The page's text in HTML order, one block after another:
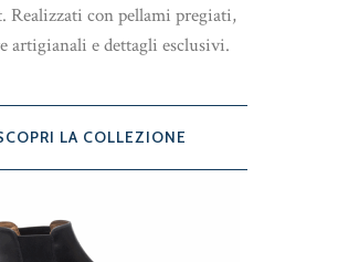
Realizzati con pellami pregiati,
artigianali e dettagli esclusivi.
LA COLLEZIONE